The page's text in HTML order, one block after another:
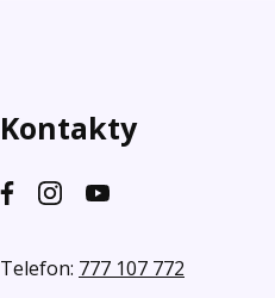
Kontakty
Telefon: 777 107 772